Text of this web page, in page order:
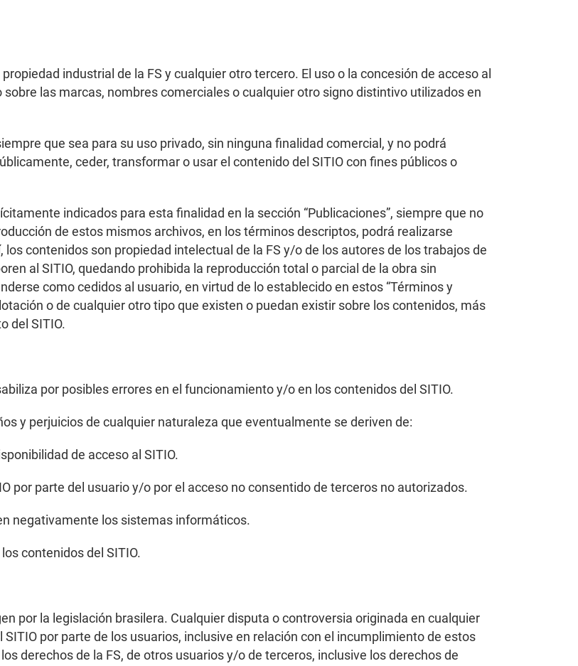
industrial de la FS y cualquier otro tercero. El uso o la concesión de acceso al
las marcas, nombres comerciales o cualquier otro signo distintivo utilizados en
que sea para su uso privado, sin ninguna finalidad comercial, y no podrá
ceder, transformar o usar el contenido del SITIO con fines públicos o
indicados para esta finalidad en la sección “Publicaciones”, siempre que no
de estos mismos archivos, en los términos descriptos, podrá realizarse
contenidos son propiedad intelectual de la FS y/o de los autores de los trabajos de
al SITIO, quedando prohibida la reproducción total o parcial de la obra sin
como cedidos al usuario, en virtud de lo establecido en estos “Términos y
o de cualquier otro tipo que existen o puedan existir sobre los contenidos, más
del SITIO.
por posibles errores en el funcionamiento y/o en los contenidos del SITIO.
y perjuicios de cualquier naturaleza que eventualmente se deriven de:
de acceso al SITIO.
por parte del usuario y/o por el acceso no consentido de terceros no autorizados.
negativamente los sistemas informáticos.
contenidos del SITIO.
por la legislación brasilera. Cualquier disputa o controversia originada en cualquier
por parte de los usuarios, inclusive en relación con el incumplimiento de estos
derechos de la FS, de otros usuarios y/o de terceros, inclusive los derechos de